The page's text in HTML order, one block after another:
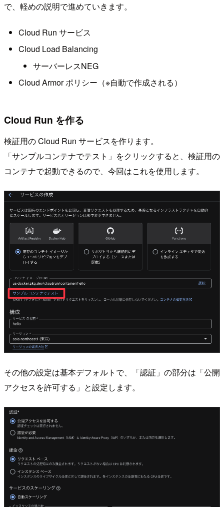
で、軽めの説明で進めていきます。
Cloud Run サービス
Cloud Load Balancing
サーバーレスNEG
Cloud Armor ポリシー（※自動で作成される）
Cloud Run を作る
検証用の Cloud Run サービスを作ります。
「サンプルコンテナでテスト」をクリックすると、検証用の
コンテナで起動できるので、今回はこれを使用します。
その他の設定は基本デフォルトで、「認証」の部分は「公開
アクセスを許可する」と設定します。